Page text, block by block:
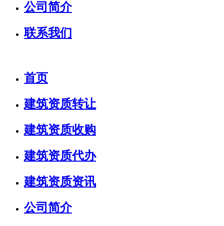
公司简介
联系我们
首页
建筑资质转让
建筑资质收购
建筑资质代办
建筑资质资讯
公司简介